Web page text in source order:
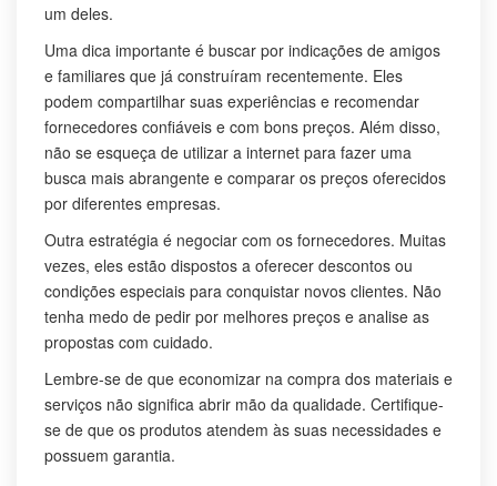
um deles.
Uma dica importante é buscar por indicações de amigos
e familiares que já construíram recentemente. Eles
podem compartilhar suas experiências e recomendar
fornecedores confiáveis e com bons preços. Além disso,
não se esqueça de utilizar a internet para fazer uma
busca mais abrangente e comparar os preços oferecidos
por diferentes empresas.
Outra estratégia é negociar com os fornecedores. Muitas
vezes, eles estão dispostos a oferecer descontos ou
condições especiais para conquistar novos clientes. Não
tenha medo de pedir por melhores preços e analise as
propostas com cuidado.
Lembre-se de que economizar na compra dos materiais e
serviços não significa abrir mão da qualidade. Certifique-
se de que os produtos atendem às suas necessidades e
possuem garantia.